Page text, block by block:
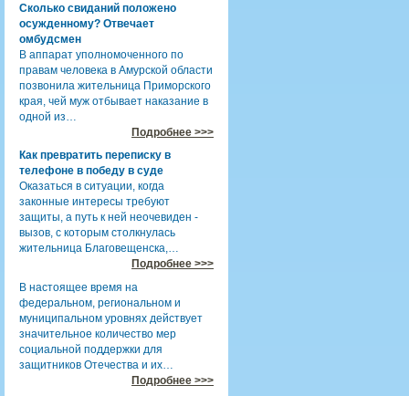
Сколько свиданий положено
осужденному? Отвечает
омбудсмен
В аппарат уполномоченного по
правам человека в Амурской области
позвонила жительница Приморского
края, чей муж отбывает наказание в
одной из…
Подробнее >>>
Как превратить переписку в
телефоне в победу в суде
Оказаться в ситуации, когда
законные интересы требуют
защиты, а путь к ней неочевиден -
вызов, с которым столкнулась
жительница Благовещенска,…
Подробнее >>>
В настоящее время на
федеральном, региональном и
муниципальном уровнях действует
значительное количество мер
социальной поддержки для
защитников Отечества и их…
Подробнее >>>